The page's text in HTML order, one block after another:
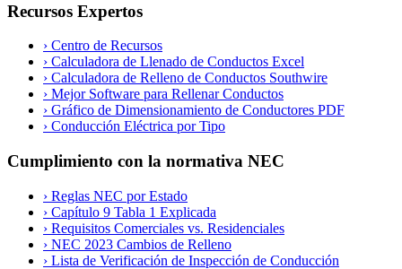
Recursos Expertos
› Centro de Recursos
› Calculadora de Llenado de Conductos Excel
› Calculadora de Relleno de Conductos Southwire
› Mejor Software para Rellenar Conductos
› Gráfico de Dimensionamiento de Conductores PDF
› Conducción Eléctrica por Tipo
Cumplimiento con la normativa NEC
› Reglas NEC por Estado
› Capítulo 9 Tabla 1 Explicada
› Requisitos Comerciales vs. Residenciales
› NEC 2023 Cambios de Relleno
› Lista de Verificación de Inspección de Conducción